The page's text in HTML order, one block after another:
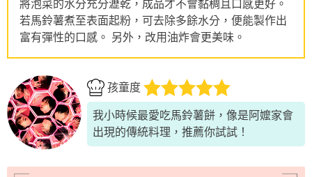
將泡菜的水分充分瀝乾，成品才不會黏稠且口感更好。
若馬鈴薯煮至表面起粉，可去除多餘水分，便能製作出
富有彈性的口感。 另外，改用油炸會更美味。
孩童度
我小時候最愛吃馬鈴薯餅，像是阿嬤家會
出現的傳統料理，推薦你試試！